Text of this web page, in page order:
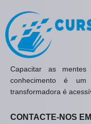
Capacitar as
conhecimento é
transformadora é
CONTACTE-NOS